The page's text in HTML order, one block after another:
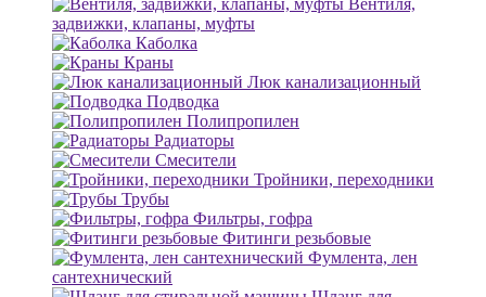
Вентиля,
задвижки, клапаны, муфты
Каболка
Краны
Люк канализационный
Подводка
Полипропилен
Радиаторы
Смесители
Тройники, переходники
Трубы
Фильтры, гофра
Фитинги резьбовые
Фумлента, лен
сантехнический